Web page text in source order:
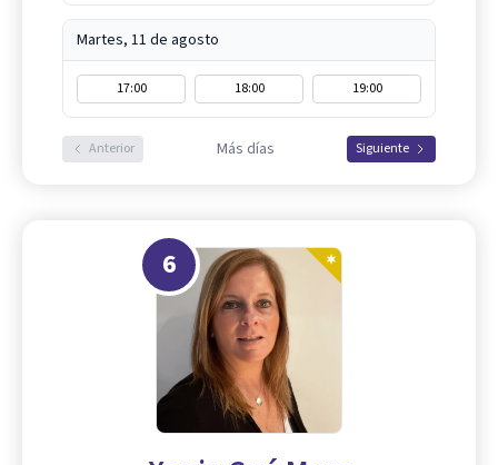
Martes, 11 de agosto
17:00 18:00 19:00
Anterior Más días Siguiente
6